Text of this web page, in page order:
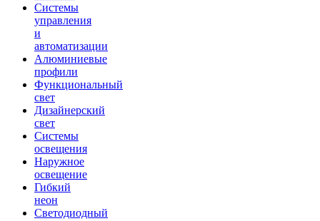
Системы
управления
и
автоматизации
Алюминиевые
профили
Функциональный
свет
Дизайнерский
свет
Системы
освещения
Наружное
освещение
Гибкий
неон
Светодиодный